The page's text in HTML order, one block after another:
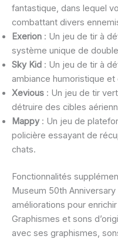
fantastique, dans lequel
combattant divers
Exerion : Un jeu de tir à
système unique de
Sky Kid : Un jeu de tir à
ambiance humoristique
Xevious : Un jeu de tir
détruire des cibles
Mappy: Un jeu de
policière essayant de
chats.
Fonctionnalités
Museum 50th
améliorations pour
Graphismes et sons
avec ses graphismes,